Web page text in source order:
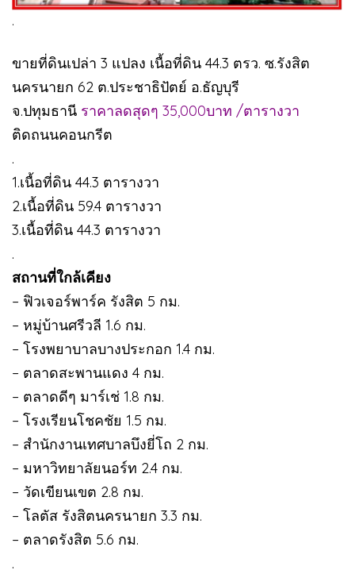
.
ขายที่ดินเปล่า 3 แปลง เนื้อที่ดิน 44.3 ตรว. ซ.รังสิต
นครนายก 62 ต.ประชาธิปัตย์ อ.ธัญบุรี
จ.ปทุมธานี ราคาลดสุดๆ 35,000บาท /ตารางวา
ติดถนนคอนกรีต
.
1.เนื้อที่ดิน 44.3 ตารางวา
2.เนื้อที่ดิน 59.4 ตารางวา
3.เนื้อที่ดิน 44.3 ตารางวา
.
สถานที่ใกล้เคียง
– ฟิวเจอร์พาร์ค รังสิต 5 กม.
– หมู่บ้านศรีวลี 1.6 กม.
– โรงพยาบาลบางประกอก 1.4 กม.
– ตลาดสะพานแดง 4 กม.
– ตลาดดีๆ มาร์เช่ 1.8 กม.
– โรงเรียนโชคชัย 1.5 กม.
– สำนักงานเทศบาลบึงยี่โถ 2 กม.
– มหาวิทยาลัยนอร์ท 2.4 กม.
– วัดเขียนเขต 2.8 กม.
– โลตัส รังสิตนครนายก 3.3 กม.
– ตลาดรังสิต 5.6 กม.
.